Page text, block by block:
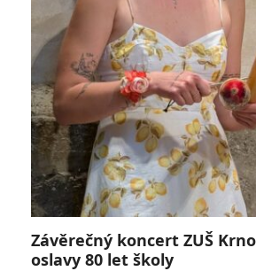
Závěrečný koncert ZUŠ
oslavy 80 let školy